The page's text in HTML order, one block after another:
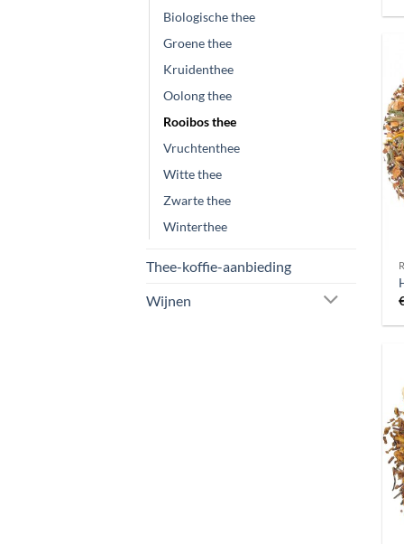
Biologische thee
Groene thee
Kruidenthee
Oolong thee
Rooibos thee
Vruchtenthee
Witte thee
Zwarte thee
Winterthee
Thee-koffie-aanbieding
Wijnen